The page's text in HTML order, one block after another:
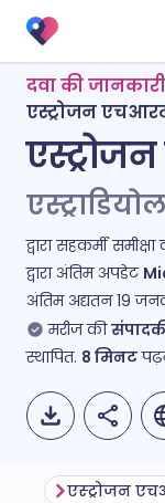
दवा की जानकारी
एस्ट्रोजन
द्वारा सहकर्मी
द्वारा अंतिम अपडेट
अंतिम अद्यतन19
मरीज की
स्थापित. 8 मिनट
एस्ट्रोजन